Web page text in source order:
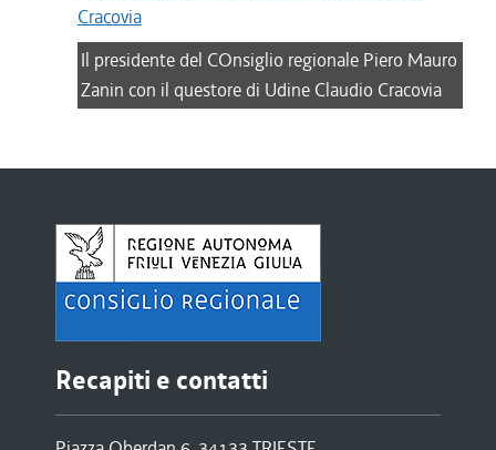
Il presidente del COnsiglio regionale Piero Mauro
Zanin con il questore di Udine Claudio Cracovia
Recapiti e contatti